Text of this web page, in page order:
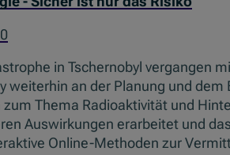
in Tschernobyl vergangen
weiterhin an der Planung und
Thema Radioaktivität und
Auswirkungen erarbeitet und
Online-Methoden zur